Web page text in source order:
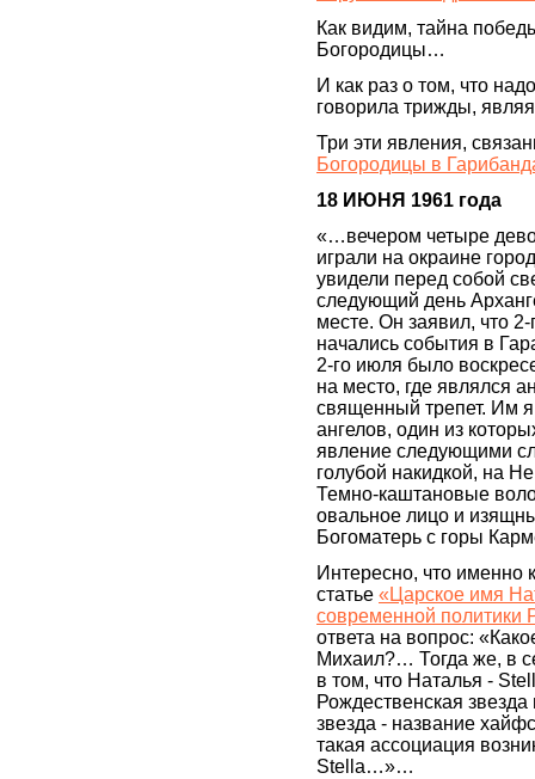
Как видим, тайна
Богородицы…
И как раз о том, что
говорила трижды,
Три эти явления,
Богородицы в
18 ИЮНЯ 1961 года
«…вечером четыре
играли на окраине
увидели перед собой
следующий день
месте. Он заявил, что
начались события в
2-го июля было
на место, где являлся
священный трепет. Им
ангелов, один из
явление следующими
голубой накидкой, на
Темно-каштановые
овальное лицо и
Богоматерь с горы
Интересно, что именно
статье «Царское имя
современной политики
ответа на вопрос:
Михаил?… Тогда же, в
в том, что Наталья -
Рождественская
звезда - название
такая ассоциация
Stella…»…